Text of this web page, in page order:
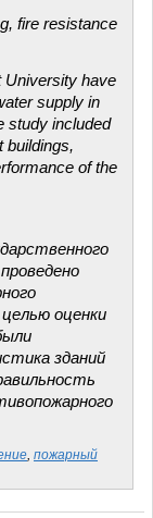
fire resistance
University have
supply in
study included
buildings,
of the
оценки
зданий
, пожарный